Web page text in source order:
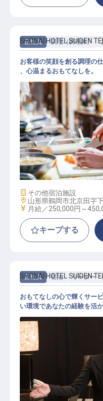
正社員 調理（調理師）
調理スタッフ
SHONAI HOTEL SUIDEN
お客様の笑顔を創る調理の
、心温まるおもてなしを。
施設業態
その他宿泊施設
勤務地
山形県鶴岡市北京田字
給与
月給／250,000円～
キープする
正社員 宿泊 リーダー・
サービスリーダー
SHONAI HOTEL SUIDEN
おもてなしの心で輝くサー
い環境であなたの経験を活